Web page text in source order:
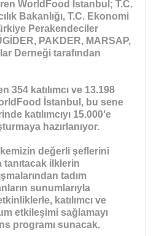
WorldFood İstanbul; T.C.
Bakanlığı, T.C. Ekonomi
Perakendeciler
PAKDER, MARSAP,
Derneği tarafından
354 katılımcı ve 13.198
İstanbul, bu sene
katılımcıyı 15.000’e
hazırlanıyor.
değerli şeflerini
tanıtacak ilklerin
tadım
sunumlarıyla
katılımcı ve
etkileşimi sağlamayı
programı sunacak.